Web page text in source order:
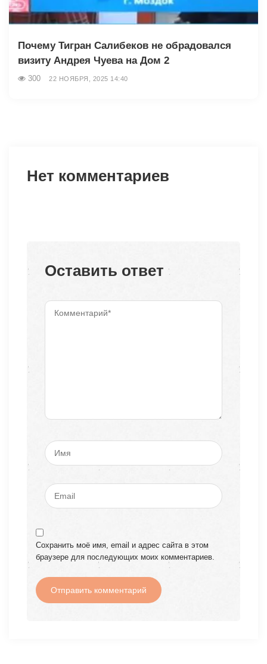
Почему Тигран Салибеков не обрадовался
визиту Андрея Чуева на Дом 2
300 22 НОЯБРЯ, 2025 14:40
Нет комментариев
Оставить ответ
Сохранить моё имя, email и адрес сайта в этом
браузере для последующих моих комментариев.